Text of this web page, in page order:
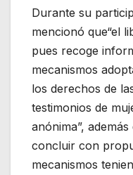
Durante su
mencionó que“el
pues recoge
mecanismos
los derechos de
testimonios de
anónima”,
concluir con
mecanismos